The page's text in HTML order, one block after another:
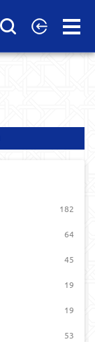
Open
182
64
45
19
19
53